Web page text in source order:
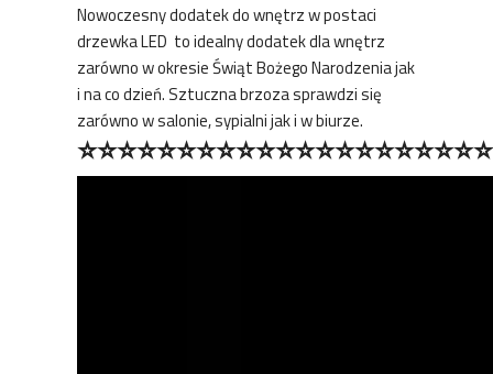
Nowoczesny dodatek do wnętrz w postaci
drzewka LED to idealny dodatek dla wnętrz
zarówno w okresie Świąt Bożego Narodzenia jak
i na co dzień. Sztuczna brzoza sprawdzi się
zarówno w salonie, sypialni jak i w biurze.